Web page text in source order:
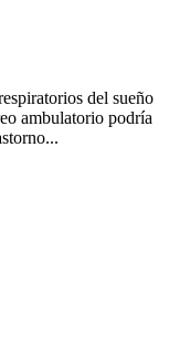
del sueño
ambulatorio podría